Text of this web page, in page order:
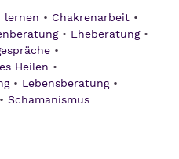
lernen
Chakrenarbeit
Eheberatung
Heilen
Lebensberatung
Schamanismus